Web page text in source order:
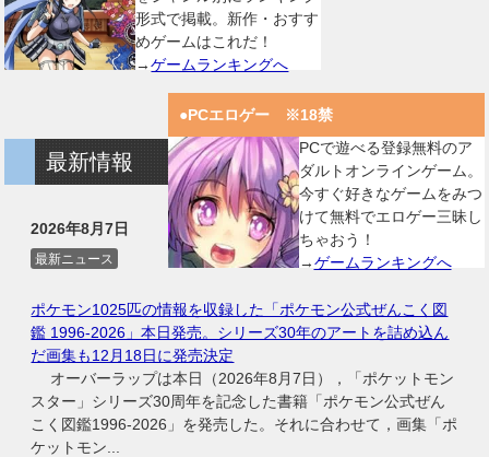
形式で掲載。新作・おすす
めゲームはこれだ！
→ゲームランキングへ
●PCエロゲー ※18禁
PCで遊べる登録無料のア
ダルトオンラインゲーム。
今すぐ好きなゲームをみつ
けて無料でエロゲー三昧し
ちゃおう！
→ゲームランキングへ
最新情報
2026年8月7日
最新ニュース
ポケモン1025匹の情報を収録した「ポケモン公式ぜんこく図
鑑 1996-2026」本日発売。シリーズ30年のアートを詰め込ん
だ画集も12月18日に発売決定
オーバーラップは本日（2026年8月7日），「ポケットモン
スター」シリーズ30周年を記念した書籍「ポケモン公式ぜん
こく図鑑1996-2026」を発売した。それに合わせて，画集「ポ
ケットモン...